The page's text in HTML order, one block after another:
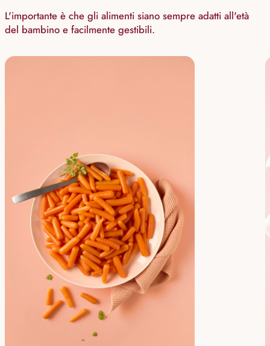
L'importante è che gli alimenti siano sempre adatti all'età
del bambino e facilmente gestibili.